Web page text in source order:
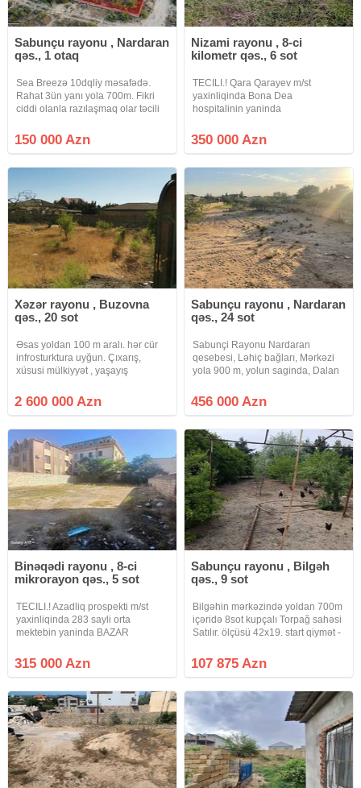
Sabunçu rayonu , Nardaran
qəs., 1 otaq
Sea Breezə 10dqliy məsafədə.
Rahat 3ün yanı yola 700m. Fikri
ciddi olanla razılaşmaq olar təcili
150 000 Azn
Nizami rayonu , 8-ci
kilometr qəs., 6 sot
TECILI.! Qara Qarayev m/st
yaxinliqinda Bona Dea
hospitalinin yaninda
sahesi satilir torpaq tam olaraq
HASARA alinib DARVAZASI var
350 000 Azn
Xəzər rayonu , Buzovna
qəs., 20 sot
Əsas yoldan 100 m aralı. hər cür
infrosturktura uyğun. Çıxarış,
xüsusi mülkiyyət , yaşayış
rayonu Badam bağları Musa
Nağıyev küç.
2 600 000 Azn
Sabunçu rayonu , Nardaran
qəs., 24 sot
Sabunçi Rayonu Nardaran
qesebesi, Ləhiç bağları, Mərkəzi
yola 900 m, yolun saginda, Dalan
Torpaq sahesi 4 terefden hasara
alinib, Torpaq hissələrə bölünə
456 000 Azn
Binəqədi rayonu , 8-ci
mikrorayon qəs., 5 sot
TECILI.! Azadliq prospekti m/st
yaxinliqinda 283 sayli orta
mektebin yaninda BAZAR
torpaq sahesi satilir torpaqin
olculeri tikinti ucun cox idealdir
var qaz su
315 000 Azn
Sabunçu rayonu , Bilgəh
qəs., 9 sot
Bilgəhin mərkəzində yoldan 700m
içəridə 8sot kupçalı Torpağ sahəsi
Satılır. ölçüsü 42x19. start qiymət -
Bu qiymətə Bilgəhdə torpağ
sahəsi qalmayıb.
107 875 Azn